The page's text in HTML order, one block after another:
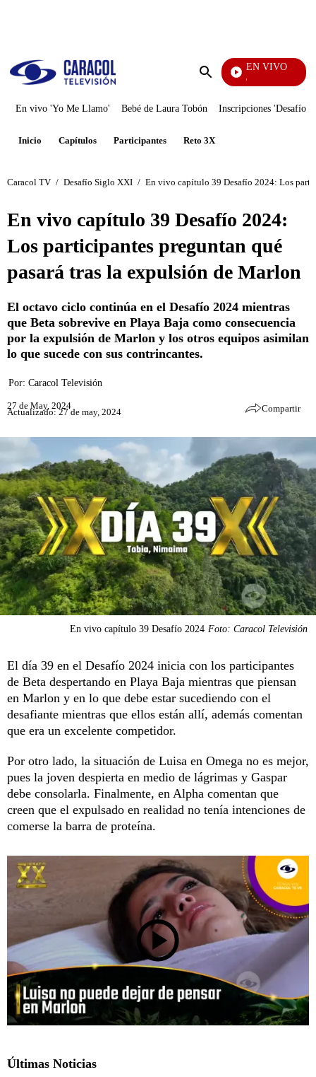
Enviar
EN VIVO
María
En vivo 'Yo Me Llamo' Bebé de Laura Tobón Inscripciones 'Desafío'
Inicio Capítulos Participantes Reto 3X
Caracol TV / Desafío Siglo XXI / En vivo capítulo 39 Desafío 2024: Los
En vivo capítulo 39 Desafío 2024:
Los participantes preguntan qué
pasará tras la expulsión de Marlon
El octavo ciclo continúa en el Desafío 2024 mientras
que Beta sobrevive en Playa Baja como consecuencia
por la expulsión de Marlon y los otros equipos asimilan
lo que sucede con sus contrincantes.
Por: Caracol Televisión
27 de May, 2024
Actualizado: 27 de may, 2024 Compartir
En vivo capítulo 39 Desafío 2024 Foto: Caracol Televisión
El día 39 en el Desafío 2024 inicia con los participantes
de Beta despertando en Playa Baja mientras que piensan
en Marlon y en lo que debe estar sucediendo con el
desafiante mientras que ellos están allí, además comentan
que era un excelente competidor.
Por otro lado, la situación de Luisa en Omega no es mejor,
pues la joven despierta en medio de lágrimas y Gaspar
debe consolarla. Finalmente, en Alpha comentan que
creen que el expulsado en realidad no tenía intenciones de
comerse la barra de proteína.
Últimas Noticias